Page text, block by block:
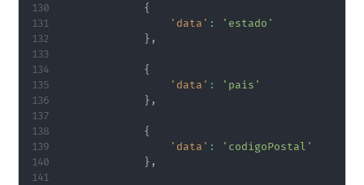
{
'data' :
'estado'
} ,
{
'data' :
'pais'
} ,
{
'data' :
'codigoPostal'
} ,